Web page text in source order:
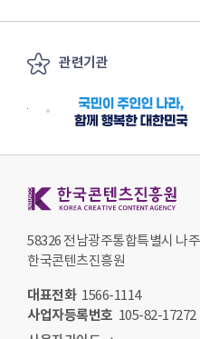
관련기관
58326 전남광주통합특별시 나
한국콘텐츠진흥원
대표전화 1566-1114
사업자등록번호 105-82-17272